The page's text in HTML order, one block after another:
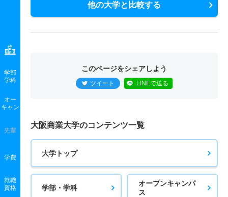
学部
学科
オー
キャン
先輩
学費
就職
資格
他の大学と比較する
このページをシェアしよう
ツイート LINEで送る
大阪商業大学のコンテンツ一覧
大学トップ
学部・学科
オープンキャンパ
ス